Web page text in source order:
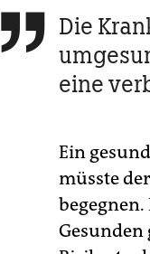
 Die
eine
Ein
müsste
Gesunden